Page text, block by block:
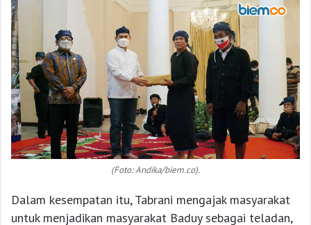
(Foto: Andika/biem.co).
Dalam kesempatan itu, Tabrani mengajak masyarakat
untuk menjadikan masyarakat Baduy sebagai teladan,